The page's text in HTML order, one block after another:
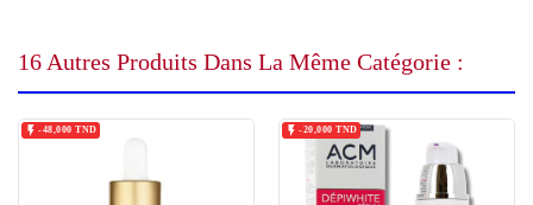
16 Autres Produits Dans La Même Catégorie :
-48,000 TND -20,000 TND